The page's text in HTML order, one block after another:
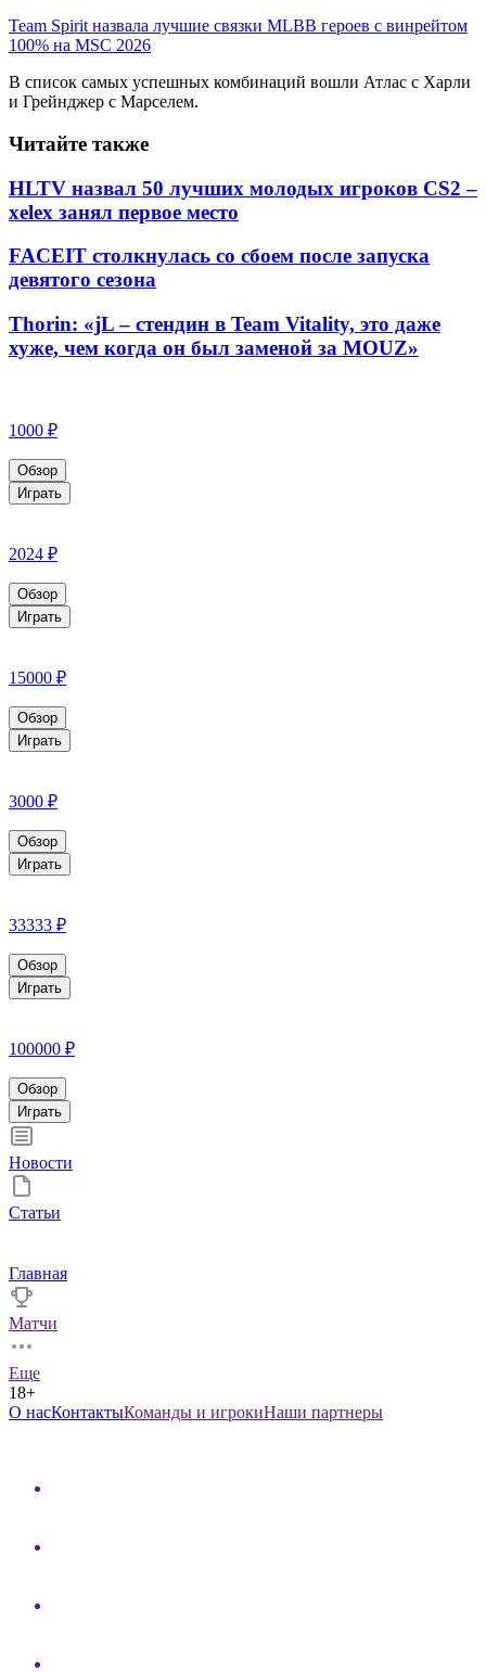
Team Spirit назвала лучшие связки MLBB героев с винрейтом
100% на MSC 2026
В список самых успешных комбинаций вошли Атлас с Харли
и Грейнджер с Марселем.
Читайте также
HLTV назвал 50 лучших молодых игроков CS2 –
xelex занял первое место
FACEIT столкнулась со сбоем после запуска
девятого сезона
Thorin: «jL – стендин в Team Vitality, это даже
хуже, чем когда он был заменой за MOUZ»
1000 ₽
Обзор
Играть
2024 ₽
Обзор
Играть
15000 ₽
Обзор
Играть
3000 ₽
Обзор
Играть
33333 ₽
Обзор
Играть
100000 ₽
Обзор
Играть
Новости
Статьи
Главная
Матчи
Еще
18+
О насКонтактыКоманды и игрокиНаши партнеры